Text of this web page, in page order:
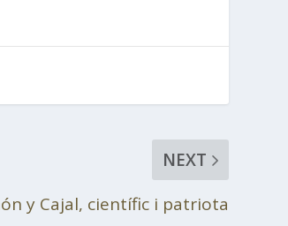
NEXT
y Cajal, científic i patriota